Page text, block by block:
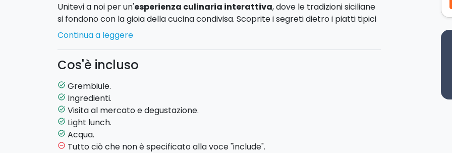
Unitevi a noi per un'esperienza culinaria interattiva, dove le tradizioni siciliane
si fondono con la gioia della cucina condivisa. Scoprite i segreti dietro i piatti tipici
che hanno reso famosa la nostra Isola in tutto il mondo, e create ricordi dolci e
salati che durano per sempre.
Dalla preparazione di
tecniche autentiche e gli ingredienti freschi che danno vita a questi capolavori
culinari.
La cooking class si svolgeall’aperto, nella nostra storica e centralissima
terrazza, un ambiente unico che rende l’esperienza ancora più suggestiva e
autentica.
Continua a leggere
Cos'è incluso
task_alt Grembiule.
task_alt Ingredienti.
task_alt Visita al mercato e degustazione.
task_alt Light lunch.
task_alt Acqua.
remove_circle_outline Tutto ciò che non è specificato alla voce "include".